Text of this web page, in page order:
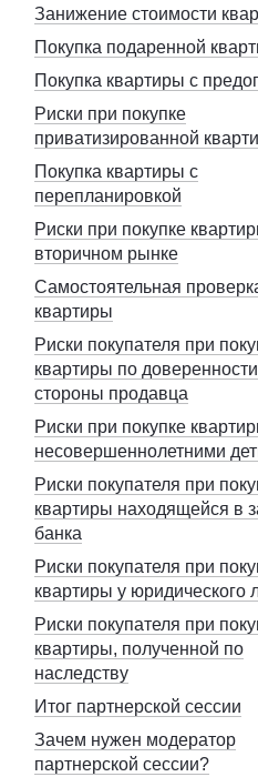
Занижение стоимости
Покупка подаренной
Покупка квартиры с
Риски при покупке
приватизированной
Покупка квартиры с
перепланировкой
Риски при покупке
вторичном рынке
Самостоятельная
квартиры
Риски покупателя при
квартиры по
стороны продавца
Риски при покупке
несовершеннолетними
Риски покупателя при
квартиры находящейся в
банка
Риски покупателя при
квартиры у юридического
Риски покупателя при
квартиры, полученной по
наследству
Итог партнерской сессии
Зачем нужен модератор
партнерской сессии?